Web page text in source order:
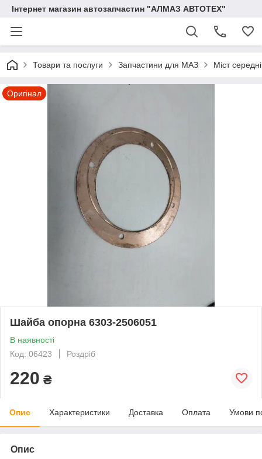
Інтернет магазин автозапчастин "АЛМАЗ АВТОТЕХ"
Товари та послуги Запчастини для МАЗ Міст
Оригінал
Шайба опорна 6303-2506051
В наявності
Код: 06423
Роздріб
220 ₴
Опис Характеристики Доставка Оплата Умови
Опис